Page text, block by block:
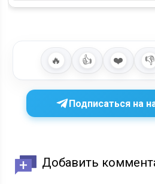
🔥 👍 ❤️ 👎
Подписаться на
Добавить